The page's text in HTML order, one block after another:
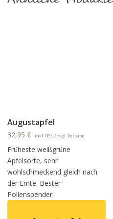
Augustapfel
32,95 € inkl. USt. / zzgl. Versand
Früheste weißgrüne
Apfelsorte, sehr
wohlschmeckend gleich nach
der Ernte. Bester
Pollenspender.